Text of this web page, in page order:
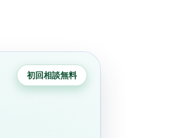
初回相談無料